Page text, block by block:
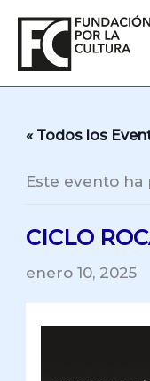
contenido
« Todos los
Este evento ha
CICLO
enero 10, 2025